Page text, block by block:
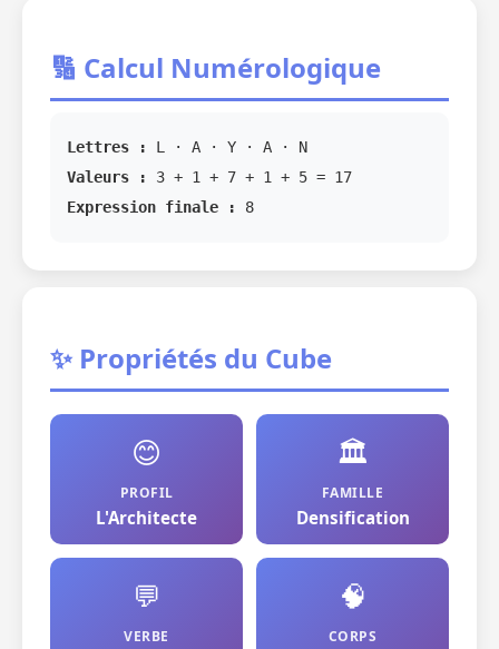
🔢 Calcul Numérologique
Lettres :
L · A · Y · A · N
Valeurs :
3 + 1 + 7 + 1 + 5 = 17
Expression finale :
8
✨ Propriétés du Cube
😊
PROFIL
L'Architecte
🏛️
FAMILLE
Densification
💬
VERBE
🧠
CORPS